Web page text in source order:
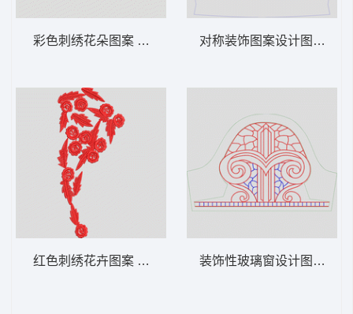
彩色刺绣花朵图案 简单花
红色刺绣花卉图案 简单花
对称装饰图案设计图 珠片
装饰性玻璃窗设计图 曲线